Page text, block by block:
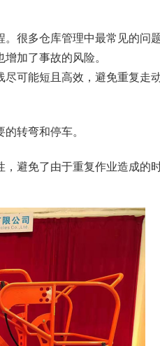
很多仓库管理中最常见的问
加了事故的风险。
可能短且高效，避免重复走
转弯和停车。
避免了由于重复作业造成的时